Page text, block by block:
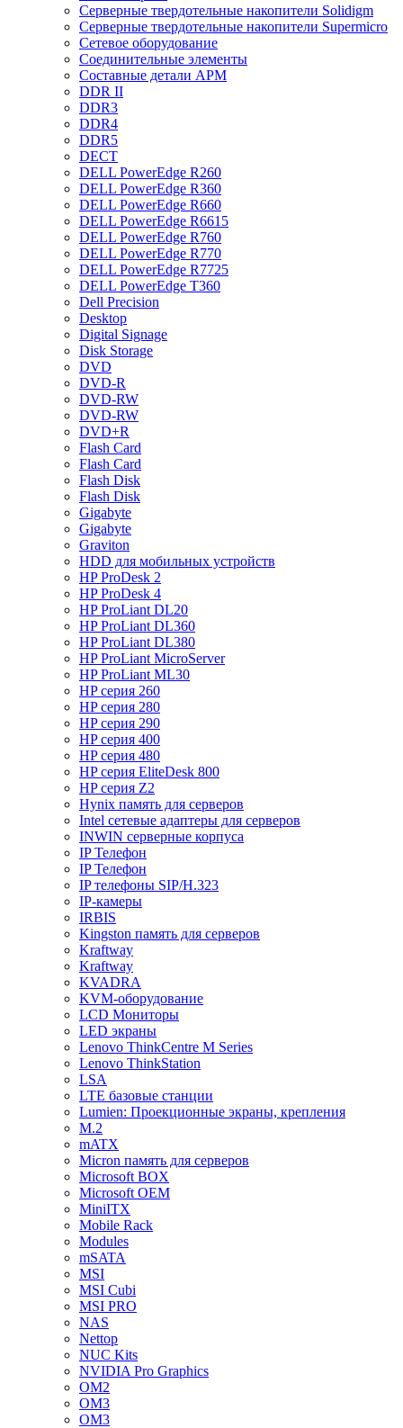
Cерверные твердотельные накопители Solidigm
Cерверные твердотельные накопители Supermicro
Cетевое оборудование
Cоединительные элементы
Cоставные детали АРМ
DDR II
DDR3
DDR4
DDR5
DECT
DELL PowerEdge R260
DELL PowerEdge R360
DELL PowerEdge R660
DELL PowerEdge R6615
DELL PowerEdge R760
DELL PowerEdge R770
DELL PowerEdge R7725
DELL PowerEdge T360
Dell Precision
Desktop
Digital Signage
Disk Storage
DVD
DVD-R
DVD-RW
DVD-RW
DVD+R
Flash Card
Flash Card
Flash Disk
Flash Disk
Gigabyte
Gigabyte
Graviton
HDD для мобильных устройств
HP ProDesk 2
HP ProDesk 4
HP ProLiant DL20
HP ProLiant DL360
HP ProLiant DL380
HP ProLiant MicroServer
HP ProLiant ML30
HP серия 260
HP серия 280
HP серия 290
HP серия 400
HP серия 480
HP серия EliteDesk 800
HP серия Z2
Hynix память для серверов
Intel сетевые адаптеры для серверов
INWIN серверные корпуса
IP Телефон
IP Телефон
IP телефоны SIP/H.323
IP-камеры
IRBIS
Kingston память для серверов
Kraftway
Kraftway
KVADRA
KVM-оборудование
LCD Мониторы
LED экраны
Lenovo ThinkCentre M Series
Lenovo ThinkStation
LSA
LTE базовые станции
Lumien: Проекционные экраны, крепления
M.2
mATX
Micron память для серверов
Microsoft BOX
Microsoft OEM
MiniITX
Mobile Rack
Modules
mSATA
MSI
MSI Cubi
MSI PRO
NAS
Nettop
NUC Kits
NVIDIA Pro Graphics
OM2
OM3
OM3